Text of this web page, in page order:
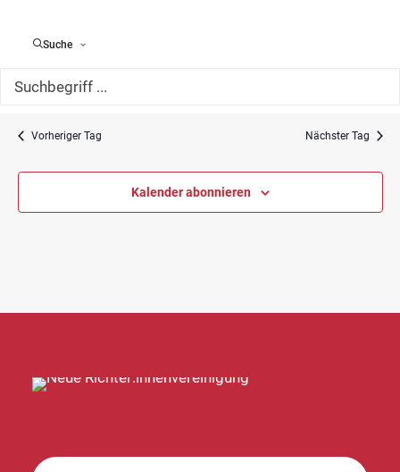
Suche
Vorheriger Tag Nächster Tag
Kalender abonnieren